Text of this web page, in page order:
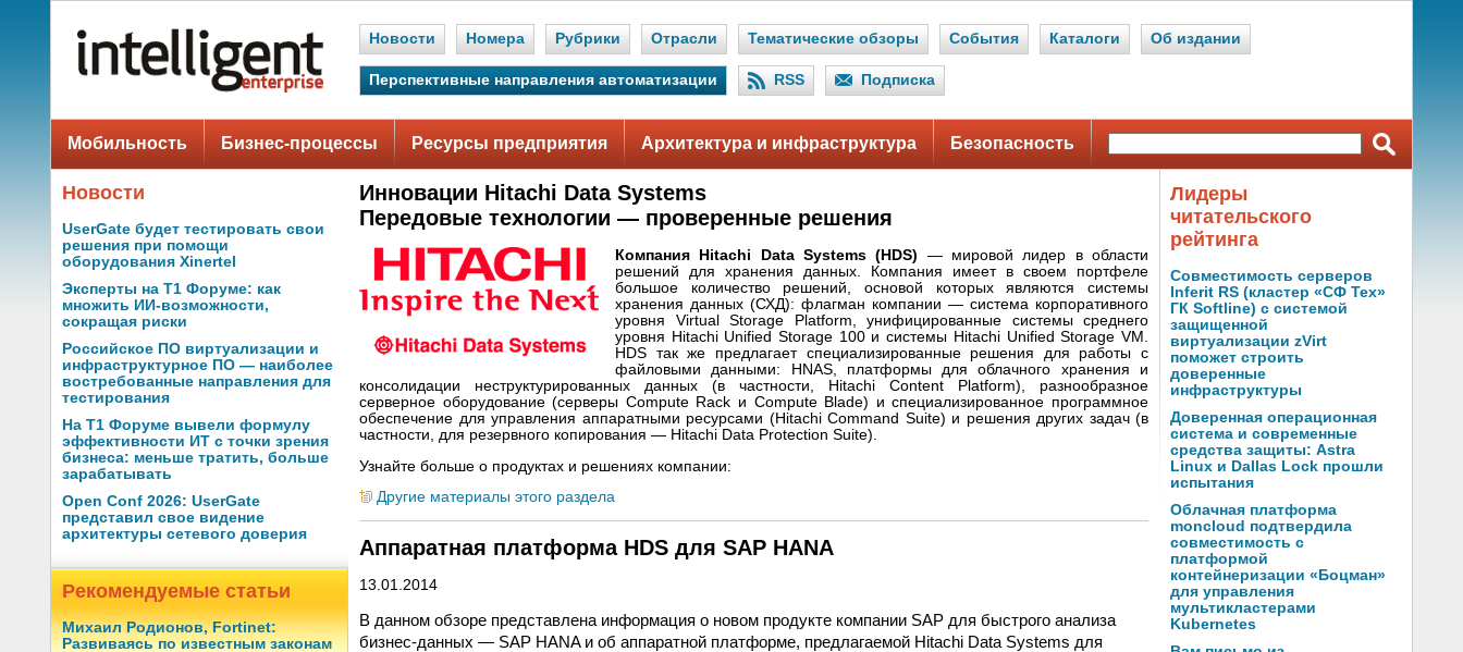
Новости Номера Рубрики Отрасли Тематические обзоры События Каталоги Об издании
Перспективные направления автоматизации RSS Подписка
Мобильность Бизнес-процессы Ресурсы предприятия Архитектура и инфраструктура Безопасность
Новости
UserGate будет тестировать свои
решения при помощи
оборудования Xinertel
Эксперты на Т1 Форуме: как
множить ИИ-возможности,
сокращая риски
Российское ПО виртуализации и
инфраструктурное ПО — наиболее
востребованные направления для
тестирования
На Т1 Форуме вывели формулу
эффективности ИТ с точки зрения
бизнеса: меньше тратить, больше
зарабатывать
Open Conf 2026: UserGate
представил свое видение
архитектуры сетевого доверия
Рекомендуемые статьи
Михаил Родионов, Fortinet:
Развиваясь по известным законам
Инновации Hitachi Data Systems
Передовые технологии — проверенные решения
Компания Hitachi Data Systems (HDS) — мировой лидер в области
решений для хранения данных. Компания имеет в своем портфеле
большое количество решений, основой которых являются системы
хранения данных (СХД): флагман компании — система корпоративного
уровня Virtual Storage Platform, унифицированные системы среднего
уровня Hitachi Unified Storage 100 и системы Hitachi Unified Storage VM.
HDS так же предлагает специализированные решения для работы с
файловыми данными: HNAS, платформы для облачного хранения и
консолидации неструктурированных данных (в частности, Hitachi Content Platform), разнообразное
серверное оборудование (серверы Compute Rack и Compute Blade) и специализированное программное
обеспечение для управления аппаратными ресурсами (Hitachi Command Suite) и решения других задач (в
частности, для резервного копирования — Hitachi Data Protection Suite).
Узнайте больше о продуктах и решениях компании:
Другие материалы этого раздела
Аппаратная платформа HDS для SAP HANA
13.01.2014
В данном обзоре представлена информация о новом продукте компании SAP для быстрого анализа
бизнес-данных — SAP HANA и об аппаратной платформе, предлагаемой Hitachi Data Systems для
Лидеры
читательского
рейтинга
Совместимость серверов
Inferit RS (кластер «СФ Тех»
ГК Softline) с системой
защищенной
виртуализации zVirt
поможет строить
доверенные
инфраструктуры
Доверенная операционная
система и современные
средства защиты: Astra
Linux и Dallas Lock прошли
испытания
Облачная платформа
moncloud подтвердила
совместимость с
платформой
контейнеризации «Боцман»
для управления
мультикластерами
Kubernetes